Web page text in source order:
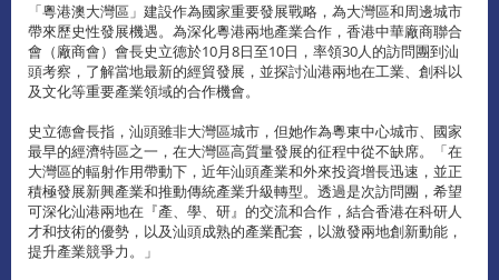
「粵港澳大灣區」建設作為國家重要發展戰略，為大灣區和周邊城市
帶來歷史性發展機遇。為深化粵港兩地產業合作，香港中華廠商聯合
會（廠商會）會長史立德於10月8日至10日，率領30人的訪問團到汕
頭考察，了解當地最新的經貿發展，並探討汕港兩地在工業、創科以
及文化等重要產業領域的合作機會。
史立德會長指，汕頭雖非大灣區城市，但她作為粵東中心城市、國家
最早的經濟特區之一，在大灣區高質量發展的征程中從不缺席。「在
大灣區的輻射作用帶動下，近年汕頭產業和外來投資增長迅速，並正
積極發展新興產業和推動傳統產業升級轉型。透過是次訪問團，希望
可深化汕港兩地在『產、學、研』的交流和合作，結合香港在科研人
才和技術的優勢，以及汕頭成熟的產業配套，以激發兩地創新動能，
提升產業競爭力。」